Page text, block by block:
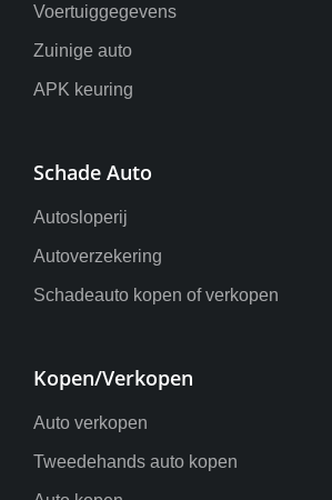
Voertuiggegevens
Zuinige auto
APK keuring
Schade Auto
Autosloperij
Autoverzekering
Schadeauto kopen of verkopen
Kopen/Verkopen
Auto verkopen
Tweedehands auto kopen